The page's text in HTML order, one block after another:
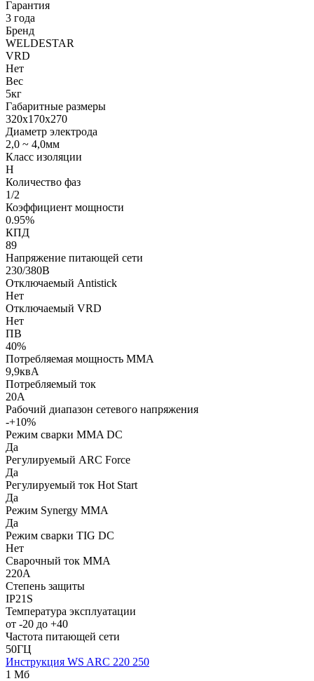
Гарантия
3 года
Бренд
WELDESTAR
VRD
Нет
Вес
5кг
Габаритные размеры
320х170х270
Диаметр электрода
2,0 ~ 4,0мм
Класс изоляции
H
Количество фаз
1/2
Коэффициент мощности
0.95%
КПД
89
Напряжение питающей сети
230/380В
Отключаемый Antistick
Нет
Отключаемый VRD
Нет
ПВ
40%
Потребляемая мощность ММА
9,9квА
Потребляемый ток
20А
Рабочий диапазон сетевого напряжения
-+10%
Режим сварки MMA DC
Да
Регулируемый ARC Force
Да
Регулируемый ток Hot Start
Да
Режим Synergy MMA
Да
Режим сварки TIG DC
Нет
Сварочный ток MMA
220A
Степень защиты
IP21S
Температура эксплуатации
от -20 до +40
Частота питающей сети
50ГЦ
Инструкция WS ARC 220 250
1 Мб